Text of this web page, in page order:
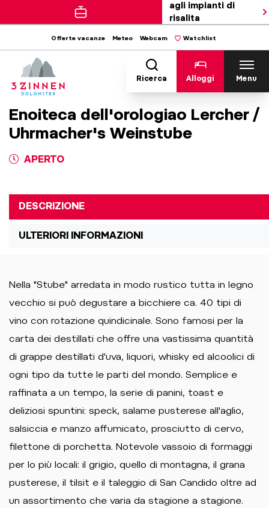
agli impianti di
risalita
Offerte vacanze Meteo Webcam Watchlist
Ricerca Alloggi Menu
Enoiteca dell'orologiao Lercher /
Uhrmacher's Weinstube
APERTO
DESCRIZIONE
ULTERIORI INFORMAZIONI
Nella "Stube" arredata in modo rustico tutta in legno
vecchio si può degustare a bicchiere ca. 40 tipi di
vino con rotazione quindicinale. Sono famosi per la
carta dei destillati che offre una vastissima quantità
di grappe destillati d'uva, liquori, whisky ed alcoolici di
ogni tipo da tutte le parti del mondo. Semplice e
raffinata a un tempo, la serie di panini, toast e
deliziosi spuntini: speck, salame pusterese all'aglio,
salsiccia e manzo affumicato, prosciutto di cervo,
filettone di porchetta. Notevole vassoio di formaggi
per lo più locali: il grigio, quello di montagna, il grana
pusterese, il tilsit e il taleggio di San Candido oltre ad
un assortimento che varia da stagione a stagione.